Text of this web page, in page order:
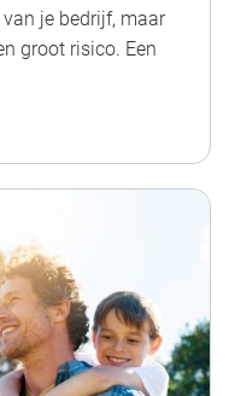
je bedrijf, maar
groot risico. Een